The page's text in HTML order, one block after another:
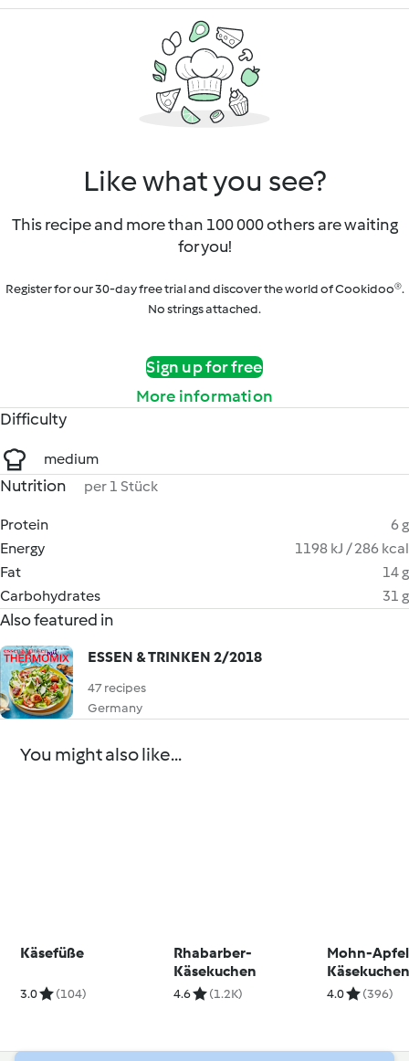
Like what you see?
This recipe and more than 100 000 others are waiting
for you!
Register for our 30-day free trial and discover the world of Cookidoo®.
No strings attached.
Sign up for free
More information
Difficulty
medium
Nutrition per 1 Stück
Protein
6 g
Energy
1198 kJ / 286 kcal
Fat
14 g
Carbohydrates
31 g
Also featured in
ESSEN & TRINKEN 2/2018
47 recipes
Germany
You might also like...
Käsefüße
3.0 (104)
Rhabarber-
Käsekuchen
4.6 (1.2K)
Mohn-
4.0 (396)